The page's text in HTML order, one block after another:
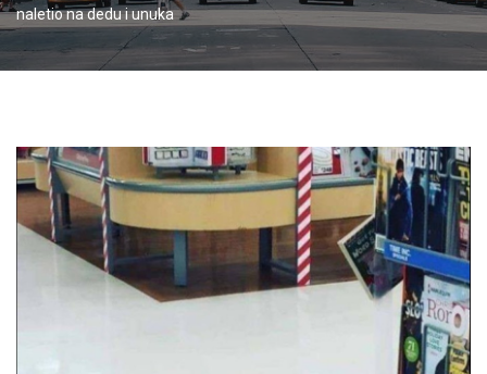
naletio na dedu i unuka